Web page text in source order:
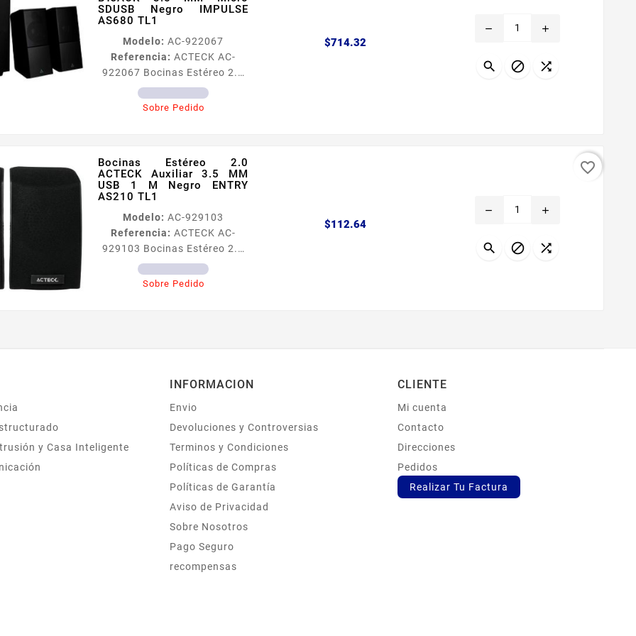
SDUSB Negro IMPULSE
AS680 TL1
Modelo: AC-922067
Referencia: ACTECK AC-
922067 Bocinas Estéreo 2.1
ACTECK Inalámbricas
BTJACK 3.5 MM Micro SDUSB
Sobre Pedido
$714.32Precio
remove add
  
Bocinas Estéreo 2.0
ACTECK Auxiliar 3.5 MM
USB 1 M Negro ENTRY
AS210 TL1
Modelo: AC-929103
Referencia: ACTECK AC-
929103 Bocinas Estéreo 2.0
ACTECK Auxiliar 3.5 MM USB
1 M Negro ENTRY AS210 TL1
Sobre Pedido
$112.64Precio
remove add
  
favorite_border
y Casa Inteligente
INFORMACION
Envio
Devoluciones y Controversias
Terminos y Condiciones
Políticas de Compras
Políticas de Garantía
Aviso de Privacidad
Sobre Nosotros
Pago Seguro
recompensas
CLIENTE
Mi cuenta
Contacto
Direcciones
Pedidos
Realizar Tu Factura